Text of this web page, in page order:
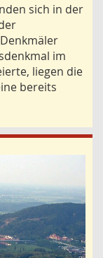
sich in der
im
liegen die
bereits